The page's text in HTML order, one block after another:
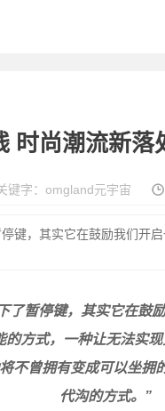
时尚潮流新落
键字： omgland元宇宙
键，其实它在鼓励我们开
了暂停键，其实它在鼓
的方式，一种让无法实
不曾拥有变成可以坐拥
代沟的方式。”